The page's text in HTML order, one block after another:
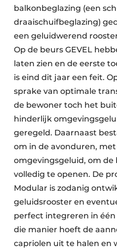
balkonbeglazing (een
draaischuifbeglazing)
een geluidwerend
Op de beurs GEVEL
laten zien en de eerste
is eind dit jaar een feit.
sprake van optimale
de bewoner toch het
hinderlijk
geregeld. Daarnaast
om in de avonduren,
omgevingsgeluid, om de
volledig te openen. De
Modular is zodanig
geluidsrooster en
perfect integreren in
die manier hoeft de
capriolen uit te halen en